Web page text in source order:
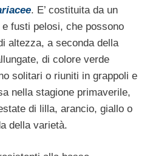
. E’ costituita da un
fusti pelosi, che possono
altezza, a seconda della
di colore verde
solitari o riuniti in grappoli e
nella stagione primaverile,
di lilla, arancio, giallo o
della varietà.